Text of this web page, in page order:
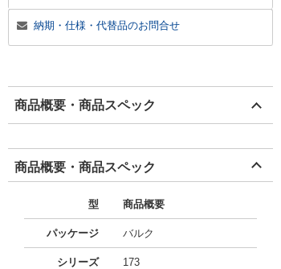
納期・仕様・代替品のお問合せ
商品概要・商品スペック
商品概要・商品スペック
型 商品概要
パッケージ バルク
シリーズ 173